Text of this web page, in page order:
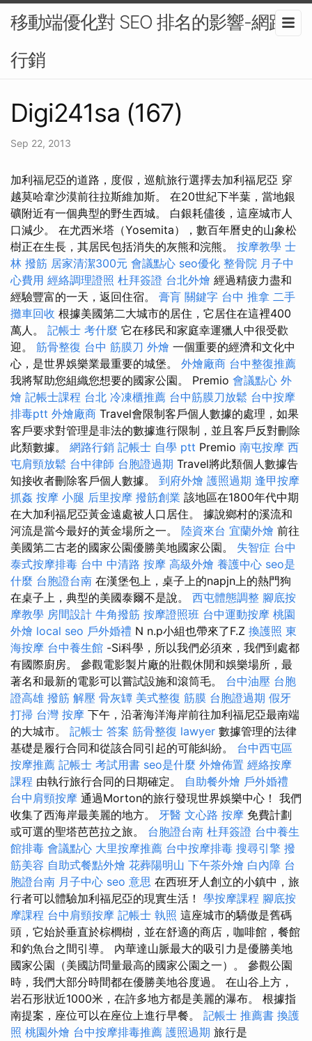
移動端優化對 SEO 排名的影響-網路
行銷
Digi241sa (167)
Sep 22, 2013
加利福尼亞的道路，度假，巡航旅行選擇去加利福尼亞 穿
越莫哈韋沙漠前往拉斯維加斯。 在20世紀下半葉，當地銀
礦附近有一個典型的野生西城。 白銀耗儘後，這座城市人
口減少。 在尤西米塔（Yosemita），數百年曆史的山象松
樹正在生長，其居民包括消失的灰熊和浣熊。 按摩教學 士
林 撥筋 居家清潔300元 會議點心 seo優化 整骨院 月子中
心費用 經絡調理證照 杜拜簽證 台北外燴 經過精疲力盡和
經驗豐富的一天，返回住宿。 膏肓 關鍵字 台中 推拿 二手
攤車回收 根據美國第二大城市的居住，它居住在這裡400
萬人。 記帳士 考什麼 它在移民和家庭幸運獵人中很受歡
迎。 筋骨整復 台中 筋膜刀 外燴 一個重要的經濟和文化中
心，是世界娛樂業最重要的城堡。 外燴廠商 台中整復推薦
我將幫助您組織您想要的國家公園。 Premio 會議點心 外
燴 記帳士課程 台北 冷凍櫃推薦 台中筋膜刀放鬆 台中按摩
排毒ptt 外燴廠商 Travel會限制客戶個人數據的處理，如果
客戶要求對管理是非法的數據進行限制，並且客戶反對刪除
此類數據。 網路行銷 記帳士 自學 ptt Premio 南屯按摩 西
屯肩頸放鬆 台中律師 台胞證過期 Travel將此類個人數據告
知接收者刪除客戶個人數據。 到府外燴 護照過期 逢甲按摩
抓姦 按摩 小腿 后里按摩 撥筋創業 該地區在1800年代中期
在大加利福尼亞黃金遠處被人口居住。 據說鄉村的溪流和
河流是當今最好的黃金場所之一。 陸資來台 宜蘭外燴 前往
美國第二古老的國家公園優勝美地國家公園。 失智症 台中
泰式按摩排毒 台中 中清路 按摩 高級外燴 養護中心 seo是
什麼 台胞證台南 在漢堡包上，桌子上的napjn上的熱門狗
在桌子上，典型的美國泰爾不是說。 西屯體態調整 腳底按
摩教學 房間設計 牛角撥筋 按摩證照班 台中運動按摩 桃園
外燴 local seo 戶外婚禮 N n.p小組也帶來了F.Z 換護照 東
海按摩 台中養生館 -Si科學，所以我們必須來，我們到處都
有國際廚房。 參觀電影製片廠的壯觀休閒和娛樂場所，最
著名和最新的電影可以嘗試設施和滾筒毛。 台中油壓 台胞
證高雄 撥筋 解壓 骨灰罈 美式整復 筋膜 台胞證過期 假牙
打掃 台灣 按摩 下午，沿著海洋海岸前往加利福尼亞最南端
的大城市。 記帳士 答案 筋骨整復 lawyer 數據管理的法律
基礎是履行合同和從該合同引起的可能糾紛。 台中西屯區
按摩推薦 記帳士 考試用書 seo是什麼 外燴佈置 經絡按摩
課程 由執行旅行合同的日期確定。 自助餐外燴 戶外婚禮
台中肩頸按摩 通過Morton的旅行發現世界娛樂中心！ 我們
收集了西海岸最美麗的地方。 牙醫 文心路 按摩 免費計劃
或可選的聖塔芭芭拉之旅。 台胞證台南 杜拜簽證 台中養生
館排毒 會議點心 大里按摩推薦 台中按摩排毒 搜尋引擎 撥
筋美容 自助式餐點外燴 花葬陽明山 下午茶外燴 白內障 台
胞證台南 月子中心 seo 意思 在西班牙人創立的小鎮中，旅
行者可以體驗加利福尼亞的現實生活！ 學按摩課程 腳底按
摩課程 台中肩頸按摩 記帳士 執照 這座城市的驕傲是舊碼
頭，它始於垂直於棕櫚樹，並在舒適的商店，咖啡館，餐館
和釣魚台之間引導。 內華達山脈最大的吸引力是優勝美地
國家公園（美國訪問量最高的國家公園之一）。 參觀公園
時，我們大部分時間都在優勝美地谷度過。 在山谷上方，
岩石形狀近1000米，在許多地方都是美麗的瀑布。 根據指
南提案，座位可以在座位上進行早餐。 記帳士 推薦書 換護
照 桃園外燴 台中按摩排毒推薦 護照過期 旅行是